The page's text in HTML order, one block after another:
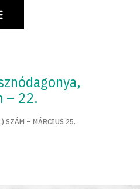
– 22.
SZÁM – MÁRCIUS 25.